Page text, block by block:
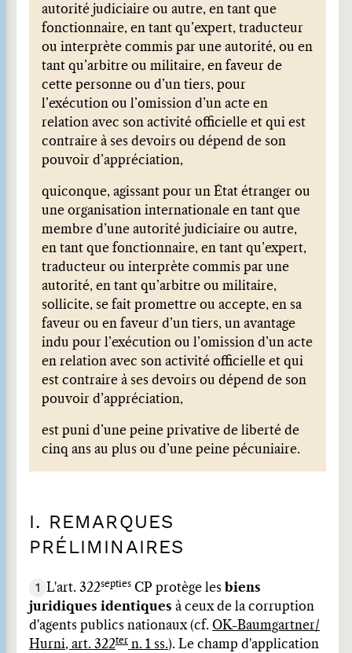
autorité judiciaire ou autre, en tant que
fonctionnaire, en tant qu’expert, traducteur
ou interprète commis par une autorité, ou en
tant qu’arbitre ou militaire, en faveur de
cette personne ou d’un tiers, pour
l’exécution ou l’omission d’un acte en
relation avec son activité officielle et qui est
contraire à ses devoirs ou dépend de son
pouvoir d’appréciation,
quiconque, agissant pour un État étranger ou
une organisation internationale en tant que
membre d’une autorité judiciaire ou autre,
en tant que fonctionnaire, en tant qu’expert,
traducteur ou interprète commis par une
autorité, en tant qu’arbitre ou militaire,
sollicite, se fait promettre ou accepte, en sa
faveur ou en faveur d’un tiers, un avantage
indu pour l’exécution ou l’omission d’un acte
en relation avec son activité officielle et qui
est contraire à ses devoirs ou dépend de son
pouvoir d’appréciation,
est puni d’une peine privative de liberté de
cinq ans au plus ou d’une peine pécuniaire.
I. REMARQUES
PRÉLIMINAIRES
1 L'art. 322septies CP protège les biens
juridiques identiques à ceux de la corruption
d'agents publics nationaux (cf. OK-Baumgartner/
Hurni, art. 322ter n. 1 ss.). Le champ d'application